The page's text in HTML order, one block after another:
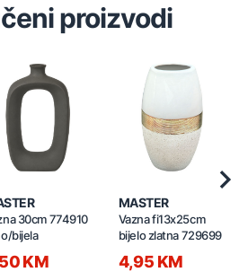
proizvodi
30cm 774910
bijela
KM
MASTER
Vazna fi13x25cm
bijelo zlatna 729699
4,95 KM